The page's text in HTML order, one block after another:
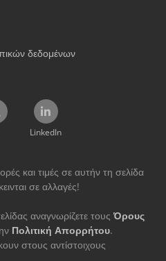
δεδομένων
LinkedIn
και τιμές σε αυτήν τη σελίδα
σε αλλαγές!
αναγνωρίζετε τους Όρους
Πολιτική Απορρήτου.
στους αντίστοιχους